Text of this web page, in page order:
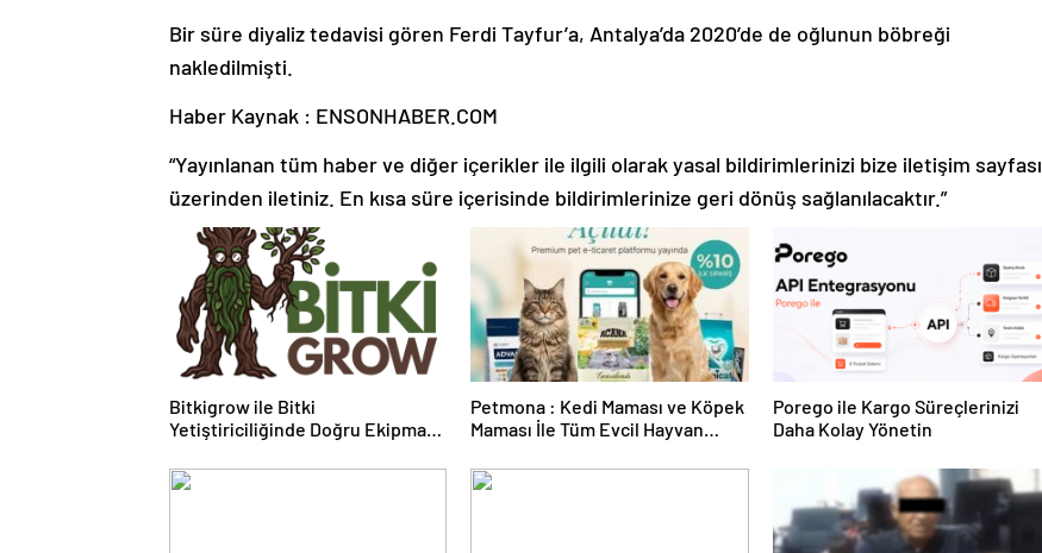
Bir süre diyaliz tedavisi gören Ferdi Tayfur’a, Antalya’da 2020’de de oğlunun böbreği
nakledilmişti.
Haber Kaynak : ENSONHABER.COM
“Yayınlanan tüm haber ve diğer içerikler ile ilgili olarak yasal bildirimlerinizi bize iletişim sayfası
üzerinden iletiniz. En kısa süre içerisinde bildirimlerinize geri dönüş sağlanılacaktır.”
Bitkigrow ile Bitki
Yetiştiriciliğinde Doğru Ekipman
Petmona : Kedi Maması ve Köpek
Maması İle Tüm Evcil Hayvan
Porego ile Kargo Süreçlerinizi
Daha Kolay Yönetin